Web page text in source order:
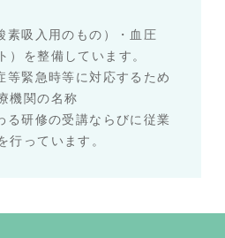
素吸入用のもの）・血圧
）を整備しています。
等緊急時等に対応するため
機関の名称
る研修の受講ならびに従業
行っています。